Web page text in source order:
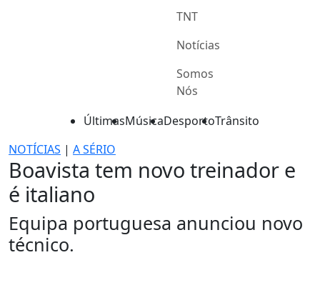
TNT
Notícias
Somos
Nós
ÚltimasMúsicaDesportoTrânsito
NOTÍCIAS | A SÉRIO
Boavista tem novo treinador e
é italiano
Equipa portuguesa anunciou novo
técnico.